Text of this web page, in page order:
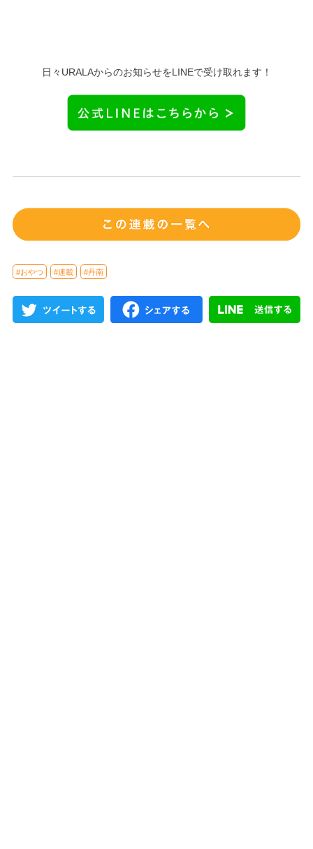
日々URALAからのお知らせをLINEで受け取れます！
#おやつ #連載 #丹南